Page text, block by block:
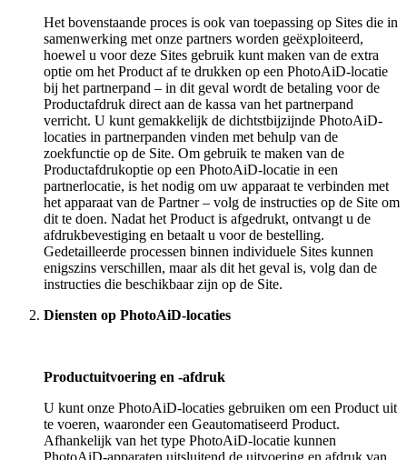
Het bovenstaande proces is ook van toepassing op Sites die in
samenwerking met onze partners worden geëxploiteerd,
hoewel u voor deze Sites gebruik kunt maken van de extra
optie om het Product af te drukken op een PhotoAiD-locatie
bij het partnerpand – in dit geval wordt de betaling voor de
Productafdruk direct aan de kassa van het partnerpand
verricht. U kunt gemakkelijk de dichtstbijzijnde PhotoAiD-
locaties in partnerpanden vinden met behulp van de
zoekfunctie op de Site. Om gebruik te maken van de
Productafdrukoptie op een PhotoAiD-locatie in een
partnerlocatie, is het nodig om uw apparaat te verbinden met
het apparaat van de Partner – volg de instructies op de Site om
dit te doen. Nadat het Product is afgedrukt, ontvangt u de
afdrukbevestiging en betaalt u voor de bestelling.
Gedetailleerde processen binnen individuele Sites kunnen
enigszins verschillen, maar als dit het geval is, volg dan de
instructies die beschikbaar zijn op de Site.
Diensten op PhotoAiD-locaties
Productuitvoering en -afdruk
U kunt onze PhotoAiD-locaties gebruiken om een Product uit
te voeren, waaronder een Geautomatiseerd Product.
Afhankelijk van het type PhotoAiD-locatie kunnen
PhotoAiD-apparaten uitsluitend de uitvoering en afdruk van